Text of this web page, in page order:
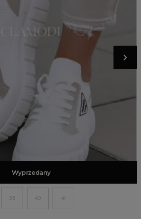
Dodaj do koszyka
Wyprzedany
38 40 41